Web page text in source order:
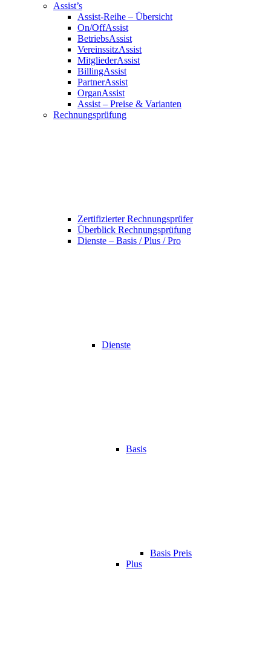
Assist’s
Assist-Reihe – Übersicht
On/OffAssist
BetriebsAssist
VereinssitzAssist
MitgliederAssist
BillingAssist
PartnerAssist
OrganAssist
Assist – Preise & Varianten
Rechnungsprüfung
Zertifizierter Rechnungsprüfer
Überblick Rechnungsprüfung
Dienste – Basis / Plus / Pro
Dienste
Basis
Basis Preis
Plus